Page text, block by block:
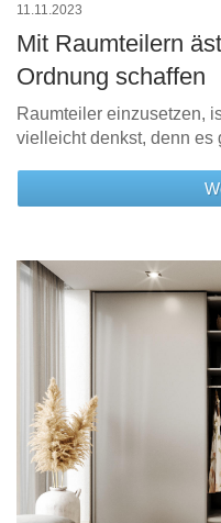
11.11.2023
Mit Raumteilern
Ordnung schaffen
Raumteiler einzusetzen,
vielleicht denkst, denn es